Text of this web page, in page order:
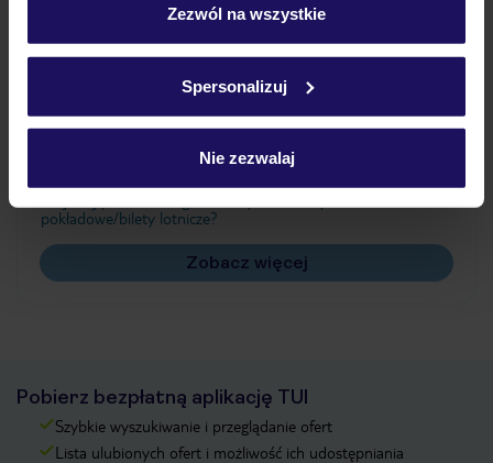
Szczegółowe informacje o plikach cookie znajdziesz
Zezwól na wszystkie
Spersonalizuj
Nie zezwalaj
Ważne informacje
Często zadawane pytania
Jak zmienić uczestników/osobę zgłaszającą?
Czy w Hotelu będzie przedstawiciel TUI?
pokładowe/bilety lotnicze?
Zobacz więcej
Pobierz bezpłatną aplikację TUI
Szybkie wyszukiwanie i przeglądanie ofert
Lista ulubionych ofert i możliwość ich udostępniania